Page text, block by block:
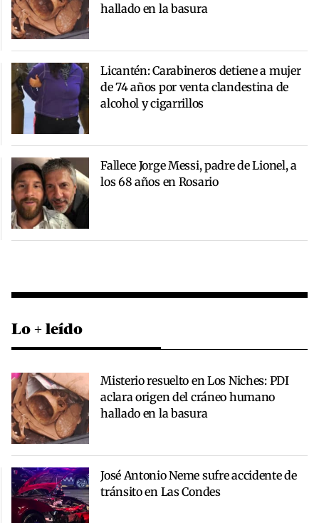
hallado en la basura
Licantén: Carabineros detiene a mujer
de 74 años por venta clandestina de
alcohol y cigarrillos
Fallece Jorge Messi, padre de Lionel, a
los 68 años en Rosario
Lo + leído
Misterio resuelto en Los Niches: PDI
aclara origen del cráneo humano
hallado en la basura
José Antonio Neme sufre accidente de
tránsito en Las Condes